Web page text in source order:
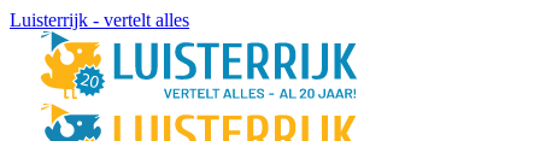
Luisterrijk - vertelt alles